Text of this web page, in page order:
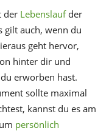
der Lebenslaufder
gilt auch, wenn du
geht hervor,
hinter dir und
erworben hast.
sollte maximal
kannst du es am
persönlich